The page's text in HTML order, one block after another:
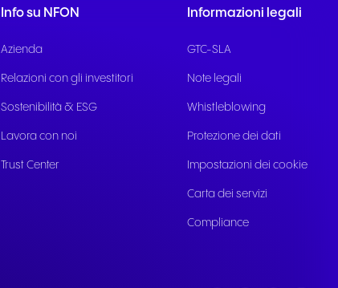
Info su NFON
Azienda
Relazioni con gli investitori
Sostenibilità & ESG
Lavora con noi
Trust Center
Informazioni legali
GTC-SLA
Note legali
Whistleblowing
Protezione dei dati
Impostazioni dei cookie
Carta dei servizi
Compliance